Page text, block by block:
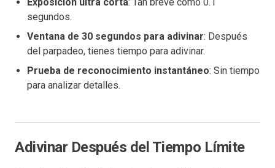
segundos.
Ventana de 30 segundos para adivinar: Después
del parpadeo, tienes tiempo para adivinar.
Prueba de reconocimiento instantáneo: Sin tiempo
para analizar detalles.
Adivinar Después del Tiempo Límite